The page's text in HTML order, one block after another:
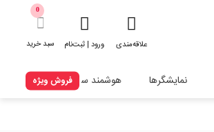
علاقه‌مندی ورود | ثبت‌نام
0
سبد خرید
نمایشگرها هوشمند سازیفروش ویژه